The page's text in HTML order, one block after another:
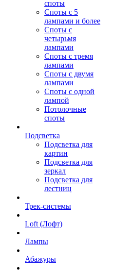
споты
Споты с 5
лампами и более
Споты с
четырьмя
лампами
Споты с тремя
лампами
Споты с двумя
лампами
Споты с одной
лампой
Потолочные
споты
Подсветка
Подсветка для
картин
Подсветка для
зеркал
Подсветка для
лестниц
Трек-системы
Loft (Лофт)
Лампы
Абажуры